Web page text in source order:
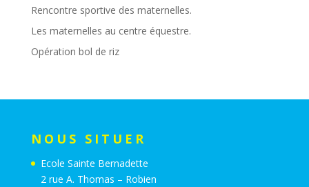
Rencontre sportive des maternelles.
Les maternelles au centre équestre.
Opération bol de riz
NOUS SITUER
Ecole Sainte Bernadette
2 rue A. Thomas – Robien